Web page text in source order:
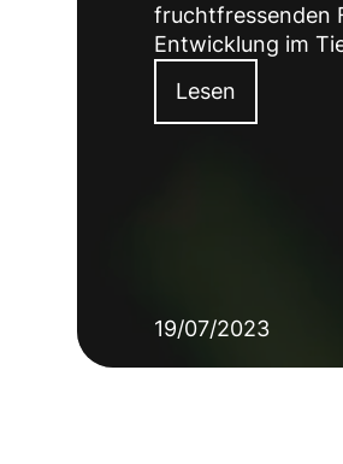
fruchtfressenden
Entwicklung im
Lesen
19/07/2023